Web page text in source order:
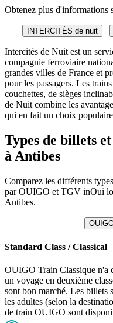
Obtenez plus d'informations
INTERCITÉS de nuit
Intercités de Nuit est un
compagnie ferroviaire
grandes villes de France et
pour les passagers. Les
couchettes, de sièges
de Nuit combine les
qui en fait un choix
Types de billets
à Antibes
Comparez les différents
par OUIGO et TGV inOui
Antibes.
Standard Class / Classical
OUIGO Train Classique n'a
un voyage en deuxième
sont bon marché. Les billets
les adultes (selon la
de train OUIGO sont